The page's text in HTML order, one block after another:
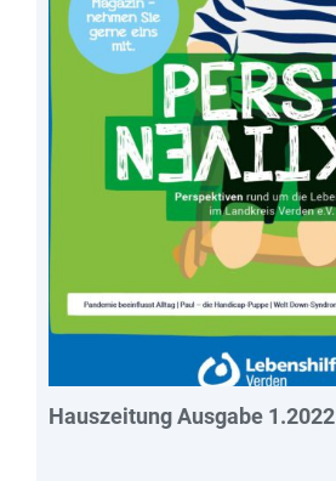
Hauszeitung Ausgabe 1.2022